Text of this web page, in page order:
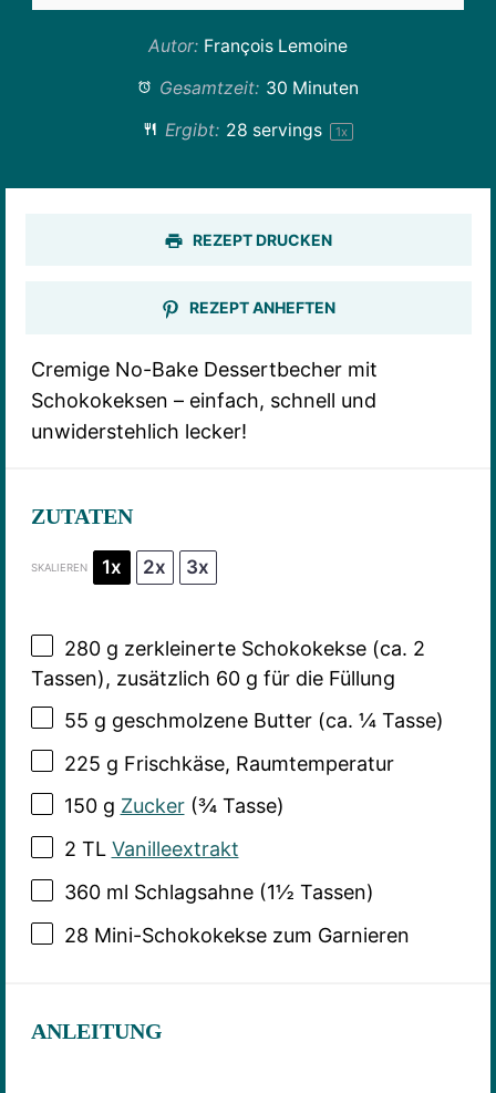
Autor: François Lemoine
Gesamtzeit: 30 Minuten
Ergibt: 28 servings 1x
REZEPT DRUCKEN
REZEPT ANHEFTEN
Cremige No-Bake Dessertbecher mit
Schokokeksen – einfach, schnell und
unwiderstehlich lecker!
ZUTATEN
SKALIEREN 1x 2x 3x
280 g zerkleinerte Schokokekse (ca. 2
Tassen), zusätzlich 60 g für die Füllung
55 g geschmolzene Butter (ca. ¼Tasse)
225 g Frischkäse, Raumtemperatur
150 g Zucker(¾Tasse)
2 TL Vanilleextrakt
360ml Schlagsahne (1½ Tassen)
28 Mini-Schokokekse zum Garnieren
ANLEITUNG